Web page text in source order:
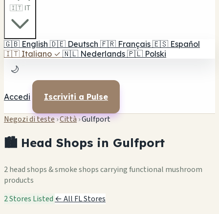
🇮🇹 IT
🇬🇧 English 🇩🇪 Deutsch 🇫🇷 Français 🇪🇸 Español
🇮🇹 Italiano ✓ 🇳🇱 Nederlands 🇵🇱 Polski
🌙
Accedi Iscriviti a Pulse
Negozi di teste›Città›Gulfport
🏙️ Head Shops in Gulfport
2 head shops & smoke shops carrying functional mushroom
products
2 Stores Listed ← All FL Stores